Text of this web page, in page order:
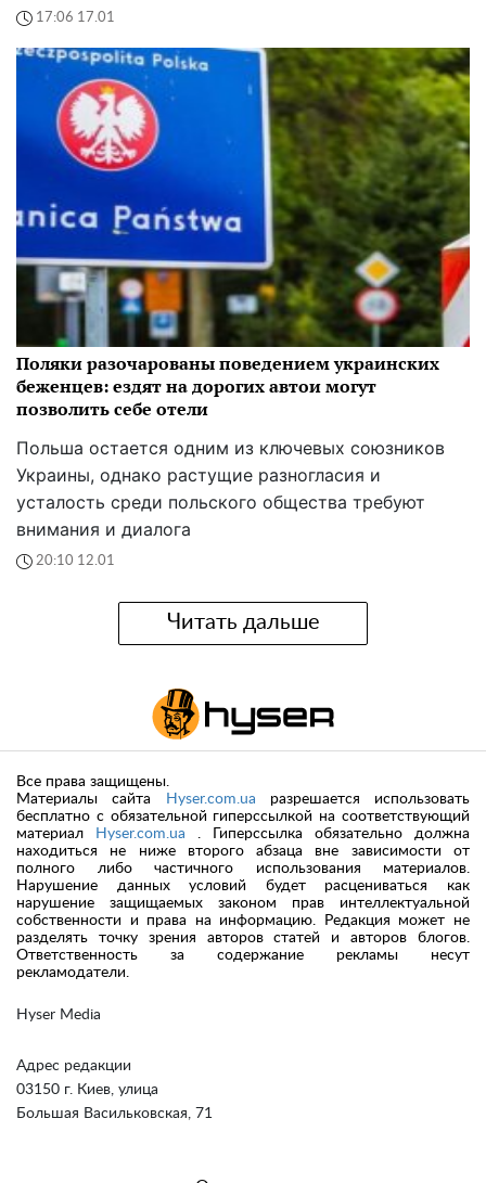
17:06 17.01
Поляки разочарованы поведением украинских
беженцев: ездят на дорогих автои могут
позволить себе отели
Польша остается одним из ключевых союзников
Украины, однако растущие разногласия и
усталость среди польского общества требуют
внимания и диалога
20:10 12.01
Читать дальше
Hyser Media
Адрес редакции
03150 г. Киев, улица
Большая Васильковская, 71
Все права защищены.
Материалы сайта
Hyser.com.ua разрешается использовать
бесплатно с обязательной гиперссылкой на соответствующий
материал
Hyser.com.ua . Гиперссылка обязательно должна
находиться не ниже второго абзаца вне зависимости от
полного либо частичного использования материалов.
Нарушение данных условий будет расцениваться как
нарушение защищаемых законом прав интеллектуальной
собственности и права на информацию. Редакция может не
разделять точку зрения авторов статей и авторов блогов.
Ответственность за содержание рекламы несут
рекламодатели.